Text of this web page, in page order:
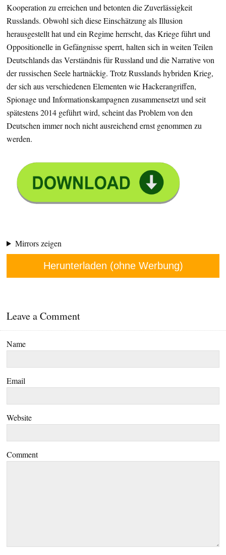
Kooperation zu erreichen und betonten die Zuverlässigkeit
Russlands. Obwohl sich diese Einschätzung als Illusion
herausgestellt hat und ein Regime herrscht, das Kriege führt und
Oppositionelle in Gefängnisse sperrt, halten sich in weiten Teilen
Deutschlands das Verständnis für Russland und die Narrative von
der russischen Seele hartnäckig. Trotz Russlands hybriden Krieg,
der sich aus verschiedenen Elementen wie Hackerangriffen,
Spionage und Informationskampagnen zusammensetzt und seit
spätestens 2014 geführt wird, scheint das Problem von den
Deutschen immer noch nicht ausreichend ernst genommen zu
werden.
Mirrors zeigen
Herunterladen (ohne Werbung)
Leave a Comment
Name
Email
Website
Comment